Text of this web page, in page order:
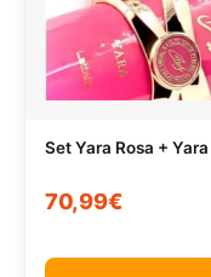
Set Yara Rosa +
70,99€